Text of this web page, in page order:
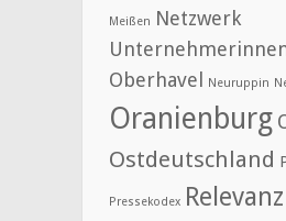
Meißen Netzwerk
Oberhavel
Neuruppin
Oranienburg
Ostdeutschland
Pressekodex Relevanz